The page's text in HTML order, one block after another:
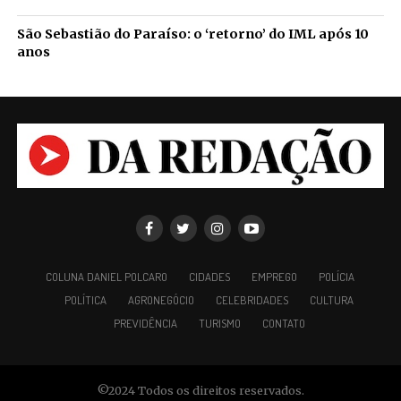
São Sebastião do Paraíso: o ‘retorno’ do IML após 10
anos
COLUNA DANIEL POLCARO CIDADES EMPREGO
POLÍCIA
POLÍTICA
AGRONEGÓCIO CELEBRIDADES
CULTURA
PREVIDÊNCIA
TURISMO CONTATO
©2024 Todos os direitos reservados.